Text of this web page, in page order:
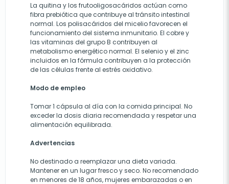
La quitina y los frutooligosacáridos actúan como
fibra prebiótica que contribuye al tránsito intestinal
normal. Los polisacáridos del micelio favorecen el
funcionamiento del sistema inmunitario. El cobre y
las vitaminas del grupo B contribuyen al
metabolismo energético normal. El selenio y el zinc
incluidos en la fórmula contribuyen a la protección
de las células frente al estrés oxidativo.
Modo de empleo
Tomar 1 cápsula al día con la comida principal. No
exceder la dosis diaria recomendada y respetar una
alimentación equilibrada.
Advertencias
No destinado a reemplazar una dieta variada.
Mantener en un lugar fresco y seco. No recomendado
en menores de 18 años, mujeres embarazadas o en